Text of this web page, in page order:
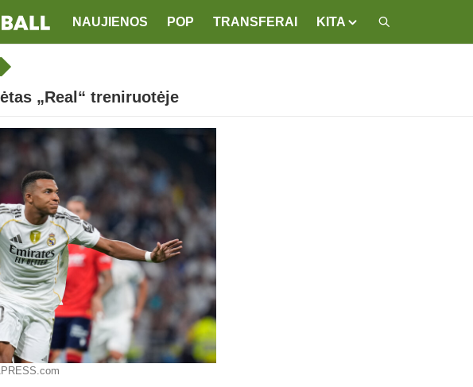
NAUJIENOS POP TRANSFERAI KITA
„Real“ treniruotėje